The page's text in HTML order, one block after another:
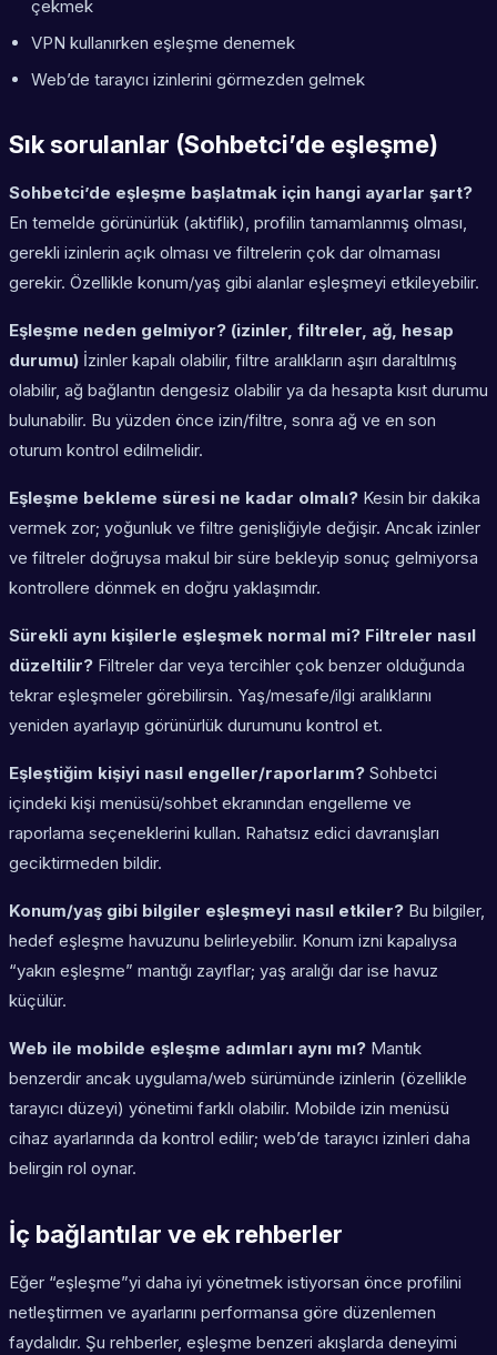
çekmek
VPN kullanırken eşleşme denemek
Web’de tarayıcı izinlerini görmezden gelmek
Sık sorulanlar (Sohbetci’de eşleşme)
Sohbetci’de eşleşme başlatmak için hangi ayarlar şart?
En temelde görünürlük (aktiflik), profilin tamamlanmış olması,
gerekli izinlerin açık olması ve filtrelerin çok dar olmaması
gerekir. Özellikle konum/yaş gibi alanlar eşleşmeyi etkileyebilir.
Eşleşme neden gelmiyor? (izinler, filtreler, ağ, hesap
durumu) İzinler kapalı olabilir, filtre aralıkların aşırı daraltılmış
olabilir, ağ bağlantın dengesiz olabilir ya da hesapta kısıt durumu
bulunabilir. Bu yüzden önce izin/filtre, sonra ağ ve en son
oturum kontrol edilmelidir.
Eşleşme bekleme süresi ne kadar olmalı? Kesin bir dakika
vermek zor; yoğunluk ve filtre genişliğiyle değişir. Ancak izinler
ve filtreler doğruysa makul bir süre bekleyip sonuç gelmiyorsa
kontrollere dönmek en doğru yaklaşımdır.
Sürekli aynı kişilerle eşleşmek normal mi? Filtreler nasıl
düzeltilir? Filtreler dar veya tercihler çok benzer olduğunda
tekrar eşleşmeler görebilirsin. Yaş/mesafe/ilgi aralıklarını
yeniden ayarlayıp görünürlük durumunu kontrol et.
Eşleştiğim kişiyi nasıl engeller/raporlarım? Sohbetci
içindeki kişi menüsü/sohbet ekranından engelleme ve
raporlama seçeneklerini kullan. Rahatsız edici davranışları
geciktirmeden bildir.
Konum/yaş gibi bilgiler eşleşmeyi nasıl etkiler? Bu bilgiler,
hedef eşleşme havuzunu belirleyebilir. Konum izni kapalıysa
“yakın eşleşme” mantığı zayıflar; yaş aralığı dar ise havuz
küçülür.
Web ile mobilde eşleşme adımları aynı mı? Mantık
benzerdir ancak uygulama/web sürümünde izinlerin (özellikle
tarayıcı düzeyi) yönetimi farklı olabilir. Mobilde izin menüsü
cihaz ayarlarında da kontrol edilir; web’de tarayıcı izinleri daha
belirgin rol oynar.
İç bağlantılar ve ek rehberler
Eğer “eşleşme”yi daha iyi yönetmek istiyorsan önce profilini
netleştirmen ve ayarlarını performansa göre düzenlemen
faydalıdır. Şu rehberler, eşleşme benzeri akışlarda deneyimi